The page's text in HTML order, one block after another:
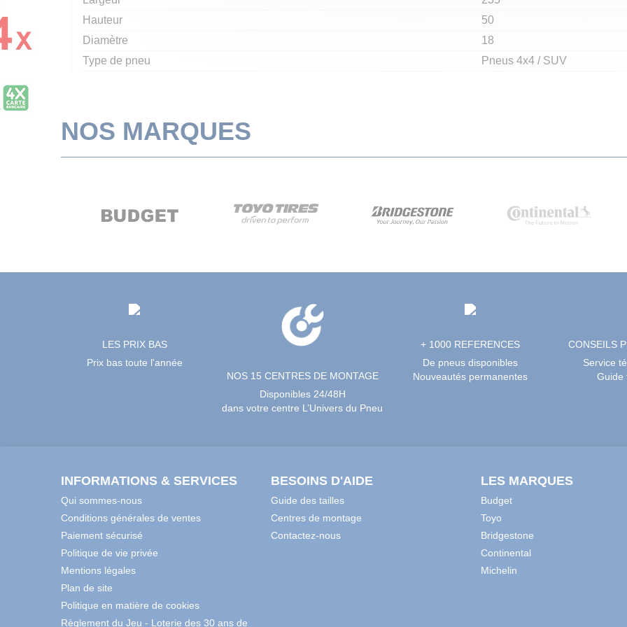
Hauteur
50
Diamètre
18
Type de pneu
Pneus 4x4 / SUV
NOS MARQUES
LES PRIX BAS
Prix bas toute l'année
NOS 15 CENTRES DE MONTAGE
Disponibles 24/48H
dans votre centre L’Univers du Pneu
+ 1000 REFERENCES
De pneus disponibles
Nouveautés permanentes
CONSEILS
Service
Guide
INFORMATIONS & SERVICES
Qui sommes-nous
Conditions générales de ventes
Paiement sécurisé
Politique de vie privée
Mentions légales
Plan de site
Politique en matière de cookies
Règlement du Jeu - Loterie des 30 ans de
BESOINS D'AIDE
Guide des tailles
Centres de montage
Contactez-nous
LES MARQUES
Budget
Toyo
Bridgestone
Continental
Michelin